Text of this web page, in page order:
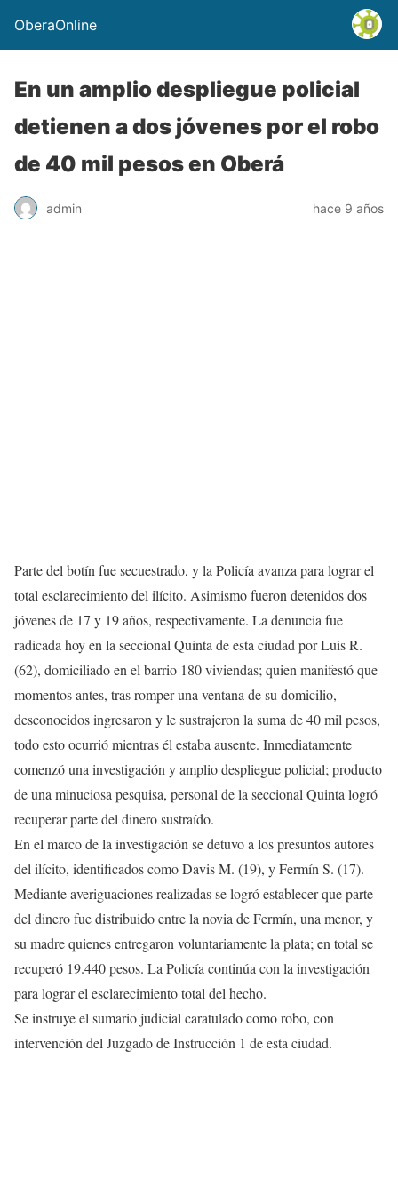
OberaOnline
En un amplio despliegue policial
detienen a dos jóvenes por el robo
de 40 mil pesos en Oberá
admin hace 9 años
Parte del botín fue secuestrado, y la Policía avanza para lograr el
total esclarecimiento del ilícito. Asimismo fueron detenidos dos
jóvenes de 17 y 19 años, respectivamente. La denuncia fue
radicada hoy en la seccional Quinta de esta ciudad por Luis R.
(62), domiciliado en el barrio 180 viviendas; quien manifestó que
momentos antes, tras romper una ventana de su domicilio,
desconocidos ingresaron y le sustrajeron la suma de 40 mil pesos,
todo esto ocurrió mientras él estaba ausente. Inmediatamente
comenzó una investigación y amplio despliegue policial; producto
de una minuciosa pesquisa, personal de la seccional Quinta logró
recuperar parte del dinero sustraído.
En el marco de la investigación se detuvo a los presuntos autores
del ilícito, identificados como Davis M. (19), y Fermín S. (17).
Mediante averiguaciones realizadas se logró establecer que parte
del dinero fue distribuido entre la novia de Fermín, una menor, y
su madre quienes entregaron voluntariamente la plata; en total se
recuperó 19.440 pesos. La Policía continúa con la investigación
para lograr el esclarecimiento total del hecho.
Se instruye el sumario judicial caratulado como robo, con
intervención del Juzgado de Instrucción 1 de esta ciudad.